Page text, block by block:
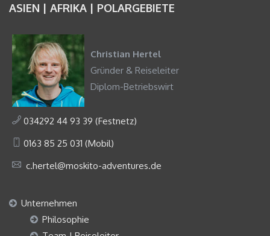
ASIEN | AFRIKA | POLARGEBIETE
Christian Hertel
Gründer & Reiseleiter
Diplom-Betriebswirt
034292 44 93 39 (Festnetz)
0163 85 25 031 (Mobil)
c.hertel@moskito-adventures.de
Unternehmen
Philosophie